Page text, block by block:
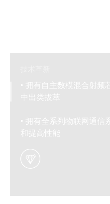
中。根据弗若斯特沙利文数据
• 拥有自主数模混合射频
中出类拔萃
• 拥有全系列物联网通信
和提高性能